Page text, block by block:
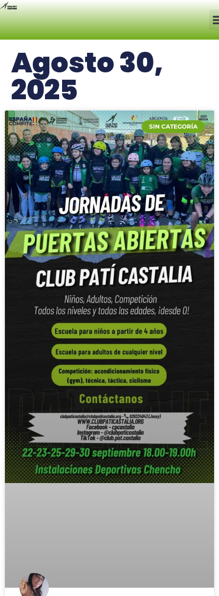
Agosto 30,
2025
SIN CATEGORÍA